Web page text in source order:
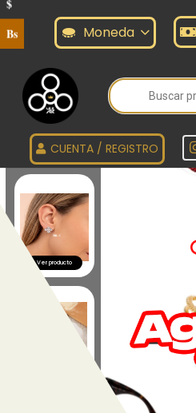
Moneda
Búsqueda
de
productos
CUENTA / REGISTRO
Ver producto
Ver
$
Bs